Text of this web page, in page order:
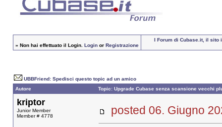
» Non hai effettuato il Login. Loginor Registrazione
I Forum di Cubase.it, il sito
UBBFriend: Spedisci questo topic ad un amico
Autore
Topic: Upgrade Cubase senza scansione vecchi
kriptor
Junior Member
Member # 4778
posted 06. Giugno